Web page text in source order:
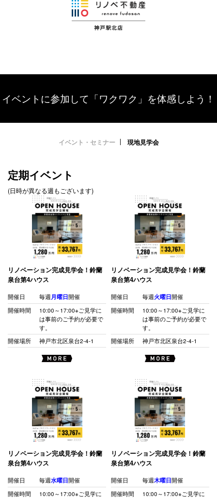
イベントに参加して「ワクワク」を体感しよう！
イベント・セミナー 現地見学会
定期イベント
(日時が異なる週もございます)
リノベーション完成見学会！鈴蘭
泉台第4ハウス
開催日 毎週月曜日開催
開催時間
10:00～17:00※ご見学に
は事前のご予約が必要で
す。
開催場所
神戸市北区泉台2-4-1
リノベーション完成見学会！鈴蘭
泉台第4ハウス
開催日 毎週火曜日開催
開催時間
10:00～17:00※ご見学に
は事前のご予約が必要で
す。
開催場所
神戸市北区泉台2-4-1
リノベーション完成見学会！鈴蘭
泉台第4ハウス
開催日 毎週水曜日開催
開催時間
10:00～17:00※ご見学に
リノベーション完成見学会！鈴蘭
泉台第4ハウス
開催日 毎週木曜日開催
開催時間
10:00～17:00※ご見学に